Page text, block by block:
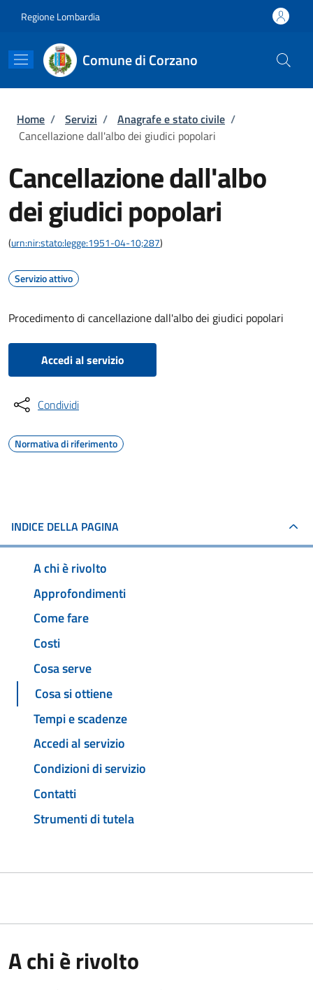
Regione Lombardia
Comune di Corzano
Briciole di pane
Home / Servizi / Anagrafe e stato civile /
Cancellazione dall'albo dei giudici popolari
Cancellazione dall'albo
dei giudici popolari
(urn:nir:stato:legge:1951-04-10;287)
Servizio attivo
Procedimento di cancellazione dall'albo dei giudici popolari
Accedi al servizio
Condividi
Normativa di riferimento
INDICE DELLA PAGINA
A chi è rivolto
Approfondimenti
Come fare
Costi
Cosa serve
Cosa si ottiene
Tempi e scadenze
Accedi al servizio
Condizioni di servizio
Contatti
Strumenti di tutela
A chi è rivolto